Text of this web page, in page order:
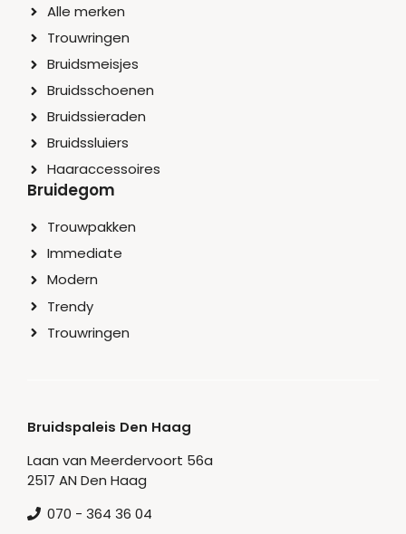
Alle merken
Trouwringen
Bruidsmeisjes
Bruidsschoenen
Bruidssieraden
Bruidssluiers
Haaraccessoires
Bruidegom
Trouwpakken
Immediate
Modern
Trendy
Trouwringen
Bruidspaleis Den Haag
Laan van Meerdervoort 56a
2517 AN Den Haag
070 - 364 36 04